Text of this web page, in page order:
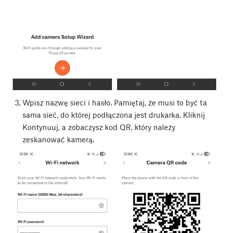
Wpisz nazwę sieci i hasło. Pamiętaj, że musi to być ta
sama sieć, do której podłączona jest drukarka. Kliknij
Kontynuuj, a zobaczysz kod QR, który należy
zeskanować kamerą.